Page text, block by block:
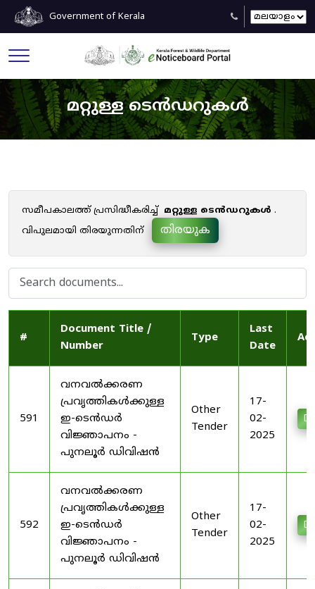
Government of Kerala
മറ്റുള്ള ടെൻഡറുകൾ
സമീപകാലത്ത് പ്രസിദ്ധീകരിച്ച് മറ്റുള്ള ടെൻഡറുകൾ .
വിപുലമായി തിരയുന്നതിന്
തിരയുക
#
Document Title /
Number
Type
Last
Date
591
വനവൽക്കരണ
പ്രവൃത്തികൾക്കുള്ള
ഇ-ടെൻഡർ
വിജ്ഞാപനം -
പുനലൂർ ഡിവിഷൻ
Other
Tender
17-
02-
2025
592
വനവൽക്കരണ
പ്രവൃത്തികൾക്കുള്ള
ഇ-ടെൻഡർ
വിജ്ഞാപനം -
പുനലൂർ ഡിവിഷൻ
Other
Tender
17-
02-
2025